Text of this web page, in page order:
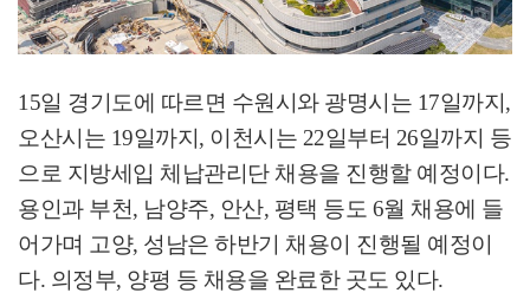
15일 경기도에 따르면 수원시와 광명시는 17일까지,
오산시는 19일까지, 이천시는 22일부터 26일까지 등
으로 지방세입 체납관리단 채용을 진행할 예정이다.
용인과 부천, 남양주, 안산, 평택 등도 6월 채용에 들
어가며 고양, 성남은 하반기 채용이 진행될 예정이
다. 의정부, 양평 등 채용을 완료한 곳도 있다.